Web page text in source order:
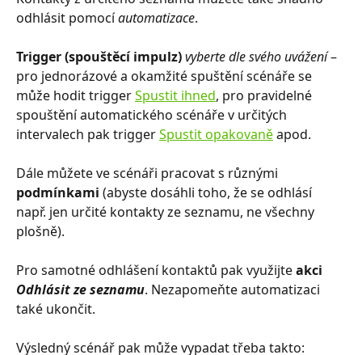
odhlásit pomocí automatizace.
Trigger (spouštěcí impulz) vyberte dle svého uvážení –
pro jednorázové a okamžité spuštění scénáře se
může hodit trigger Spustit ihned, pro pravidelné
spouštění automatického scénáře v určitých
intervalech pak trigger Spustit opakovaně apod.
Dále můžete ve scénáři pracovat s různými
podmínkami (abyste dosáhli toho, že se odhlásí
např. jen určité kontakty ze seznamu, ne všechny
plošně).
Pro samotné odhlášení kontaktů pak využijte akci
Odhlásit ze seznamu. Nezapomeňte automatizaci
také ukončit.
Výsledný scénář pak může vypadat třeba takto: